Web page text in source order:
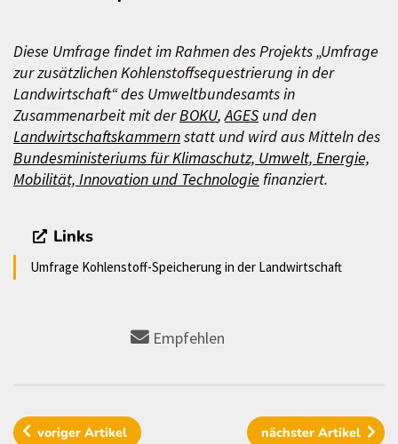
Diese Umfrage findet im Rahmen des Projekts „Umfrage
zur zusätzlichen Kohlenstoffsequestrierung in der
Landwirtschaft“ des Umweltbundesamts in
Zusammenarbeit mit derBOKU,AGES und den
Landwirtschaftskammernstatt und wird aus Mitteln des
Bundesministeriums für Klimaschutz, Umwelt, Energie,
Mobilität, Innovation und Technologie finanziert.
Links
Umfrage Kohlenstoff-Speicherung in der Landwirtschaft
Empfehlen
vorigerArtikel nächster Artikel